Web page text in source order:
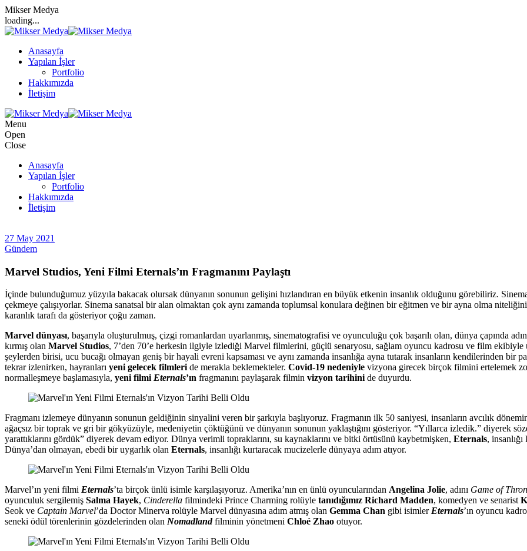
Mikser Medya
loading...
Anasayfa
Yapılan İşler
Portfolio
Hakkımızda
İletişim
Menu
Open
Close
Anasayfa
Yapılan İşler
Portfolio
Hakkımızda
İletişim
27 May 2021
Gündem
Marvel Studios, Yeni Filmi Eternals’ın Fragmanını Paylaştı
İçinde bulunduğumuz yüzyıla bakacak olursak dünyanın sonunun gelişini hızlandıran en büyük etkenin insanlık olduğunu görebiliriz.
çekmeye çalışıyorlar. Sinema sanatsal bir alan olmaktan çok aynı zamanda toplumsal konulara değinen bir eğitmen ve bir ayna olma
karanlık tarafı da gösteriyor çoğu zaman.
Marvel dünyası, başarıyla oluşturulmuş, çizgi romanlardan uyarlanmış, sinematografisi ve oyunculuğu çok başarılı olan, dünya çapında
kırmış olan Marvel Studios, 7’den 70’e herkesin ilgiyle izlediği Marvel filmlerini, güçlü senaryosu, sağlam oyuncu kadrosu ve film
şeylerden birisi, ucu bucağı olmayan geniş bir hayali evreni kapsaması ve aynı zamanda insanlığa ayna tutarak insanların kendilerinden
tekrar izlenirken, hayranları yeni gelecek filmleride merakla beklemekteler. Covid-19 nedeniyle vizyona girecek birçok filmini ertelemek
normalleşmeye başlamasıyla, yeni filmiEternals’ın fragmanını paylaşarak filmin vizyon tarihinide duyurdu.
Fragmanı izlemeye dünyanın sonunun geldiğinin sinyalini veren bir şarkıyla başlıyoruz. Fragmanın ilk 50 saniyesi, insanların avcılık
ağaçsız bir toprak ve gri bir gökyüzüyle, medeniyetin çöktüğünü ve dünyanın sonunun yaklaştığını gösteriyor. “Yıllarca izledik.” diyerek
yarattıklarını gördük” diyerek devam ediyor. Dünya verimli topraklarını, su kaynaklarını ve bitki örtüsünü kaybetmişken, Eternals,
Dünya’dan olmayan, ebedi bir uygarlık olan Eternals, insanlığı kurtaracak mucizelerle dünyaya adım atıyor.
Marvel’ın yeni filmi Eternals’ta birçok ünlü isimle karşılaşıyoruz. Amerika’nın en ünlü oyuncularından Angelina Jolie, adını Game of
oyunculuk sergilemiş Salma Hayek, Cinderella filmindeki Prince Charming rolüyle tanıdığımız Richard Madden, komedyen ve senarist
Seok ve Captain Marvel’da Doctor Minerva rolüyle Marvel dünyasına adım atmış olan Gemma Chan gibi isimlerEternals’ın oyuncu
seneki ödül törenlerinin gözdelerinden olan Nomadlandfilminin yönetmeni Chloé Zhao otuyor.